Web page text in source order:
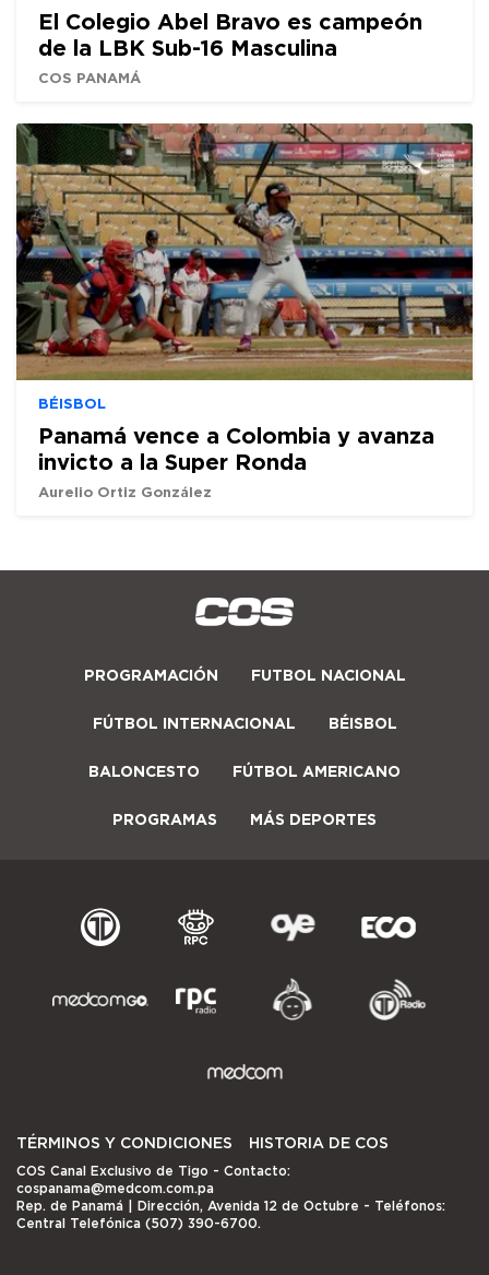
El Colegio Abel Bravo es campeón
de la LBK Sub-16 Masculina
COS PANAMÁ
BÉISBOL
Panamá vence a Colombia y avanza
invicto a la Super Ronda
Aurelio Ortiz González
PROGRAMACIÓN FUTBOL NACIONAL
FÚTBOL INTERNACIONAL BÉISBOL
BALONCESTO FÚTBOL AMERICANO
PROGRAMAS MÁS DEPORTES
TÉRMINOS Y CONDICIONES HISTORIA DE COS
COS Canal Exclusivo de Tigo - Contacto:
cospanama@medcom.com.pa
Rep. de Panamá | Dirección, Avenida 12 de Octubre - Teléfonos:
Central Telefónica (507) 390-6700.